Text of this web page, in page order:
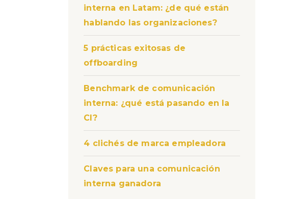
interna en Latam: ¿de qué están
hablando las organizaciones?
5 prácticas exitosas de
offboarding
Benchmark de comunicación
interna: ¿qué está pasando en la
CI?
4 clichés de marca empleadora
Claves para una comunicación
interna ganadora